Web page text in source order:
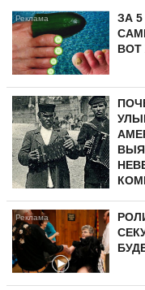
ЗА
ВОТ